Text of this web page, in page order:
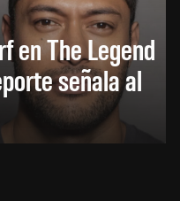
en The Legend
señala al